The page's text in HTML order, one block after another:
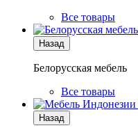
Все товары
Назад
Белорусская мебель
Все товары
Назад